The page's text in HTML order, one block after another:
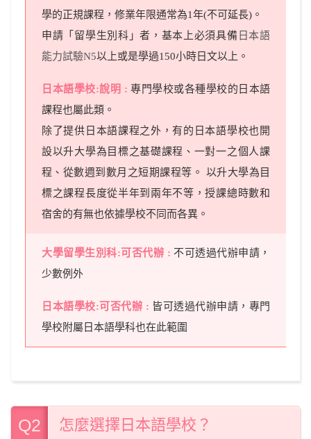
學的正規課程，修業年限通常為1年(不可延長)。
申請「留學生別科」者，基本上必須具備 日本語
能力試驗N5以上或是學過150小時日文以上。
專門學校或各種學校的日本語
課程也屬此類。
除了提供日本語課程之外，有的日本語學校也開
設以升大學為目標之基礎課程、一對一之個人課
程、從數週到數月之短期課程等。 以升大學為目
標之課程長度從半年到兩年不等，授課總時數和
宿舍的有無也依據學校不同而各異。
不可透過代辦申請，
少數例外
皆可透過代辦申請，專門
學校附屬日本語學科也在此範圍
Q2 怎麼選擇日本語學校？